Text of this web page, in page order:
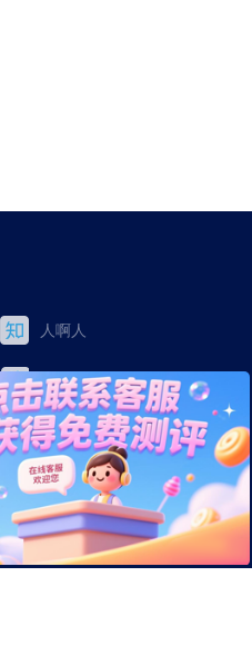
人啊人
三茅网
百家号
今日头条